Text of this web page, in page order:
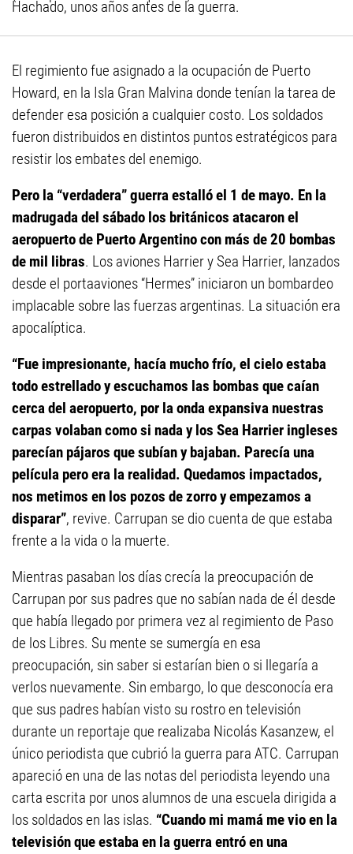
Hachado, unos años antes de la guerra.
El regimiento fue asignado a la ocupación de Puerto
Howard, en la Isla Gran Malvina donde tenían la tarea de
defender esa posición a cualquier costo. Los soldados
fueron distribuidos en distintos puntos estratégicos para
resistir los embates del enemigo.
Pero la “verdadera” guerra estalló el 1 de mayo. En la
madrugada del sábado los británicos atacaron el
aeropuerto de Puerto Argentino con más de 20 bombas
de mil libras. Los aviones Harrier y Sea Harrier, lanzados
desde el portaaviones “Hermes” iniciaron un bombardeo
implacable sobre las fuerzas argentinas. La situación era
apocalíptica.
“Fue impresionante, hacía mucho frío, el cielo estaba
todo estrellado y escuchamos las bombas que caían
cerca del aeropuerto, por la onda expansiva nuestras
carpas volaban como si nada y los Sea Harrier ingleses
parecían pájaros que subían y bajaban. Parecía una
película pero era la realidad. Quedamos impactados,
nos metimos en los pozos de zorro y empezamos a
disparar”, revive. Carrupan se dio cuenta de que estaba
frente a la vida o la muerte.
Mientras pasaban los días crecía la preocupación de
Carrupan por sus padres que no sabían nada de él desde
que había llegado por primera vez al regimiento de Paso
de los Libres. Su mente se sumergía en esa
preocupación, sin saber si estarían bien o si llegaría a
verlos nuevamente. Sin embargo, lo que desconocía era
que sus padres habían visto su rostro en televisión
durante un reportaje que realizaba Nicolás Kasanzew, el
único periodista que cubrió la guerra para ATC. Carrupan
apareció en una de las notas del periodista leyendo una
carta escrita por unos alumnos de una escuela dirigida a
los soldados en las islas. “Cuando mi mamá me vio en la
televisión que estaba en la guerra entró en una